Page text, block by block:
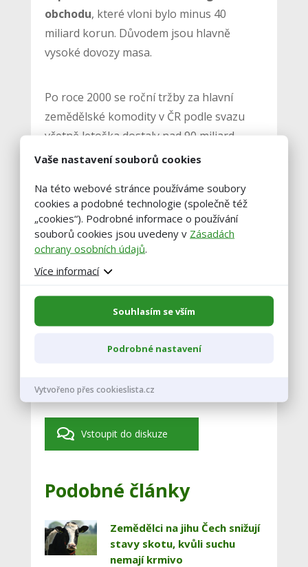
obchodu, které vloni bylo minus 40
miliard korun. Důvodem jsou hlavně
vysoké dovozy masa.
Po roce 2000 se roční tržby za hlavní
zemědělské komodity v ČR podle svazu
včetně letoška dostaly nad 90 miliard
korun pětkrát. Nejnižší byly v roce 2009,
hlavní komodity zemědělské podniky
utržily v letech 2013 a 2014, kdy za ně
získaly 97 miliard, respektive 98 miliard
korun.
Autor: ČTK
Vstoupit do diskuze
Podobné články
Zemědělci na jihu Čech snižují
stavy skotu, kvůli suchu
nemají krmivo
Vaše nastavení souborů cookies
Na této webové stránce používáme soubory
cookies a podobné technologie (společně též
„cookies“). Podrobné informace o používání
souborů cookies jsou uvedeny v Zásadách
ochrany osobních údajů.
Více informací
Souhlasím se vším
Podrobné nastavení
Vytvořeno přes cookieslista.cz